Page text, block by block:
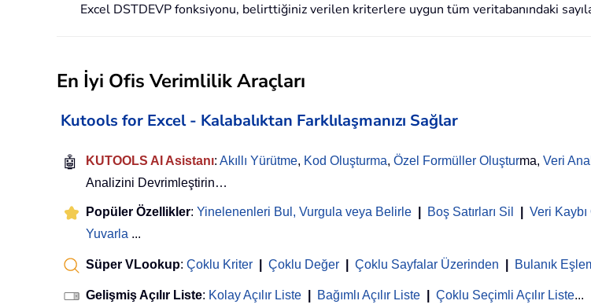
Excel DSTDEVP fonksiyonu, belirttiğiniz verilen kriterlere uygun tüm veritabanındaki
En İyi Ofis Verimlilik Araçları
Kutools for Excel - Kalabalıktan Farklılaşmanızı Sağlar
🤖 KUTOOLS AI Asistanı: Akıllı Yürütme, Kod Oluşturma, Özel Formüller Oluşturma, Veri
Analizini Devrimleştirin…
Popüler Özellikler: Yinelenenleri Bul, Vurgula veya Belirle Boş Satırları Sil Veri
Yuvarla ...
Süper VLookup: Çoklu Kriter Çoklu Değer Çoklu Sayfalar Üzerinden Bulanık
Gelişmiş Açılır Liste: Kolay Açılır Liste Bağımlı Açılır Liste Çoklu Seçimli Açılır Liste...